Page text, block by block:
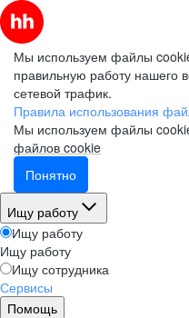
Мы используем файлы
правильную работу нашего
сетевой трафик.
Правила использования
Мы используем файлы
файлов cookie
Понятно
Ищу работу
Ищу работу
Ищу работу
Ищу сотрудника
Сервисы
Помощь